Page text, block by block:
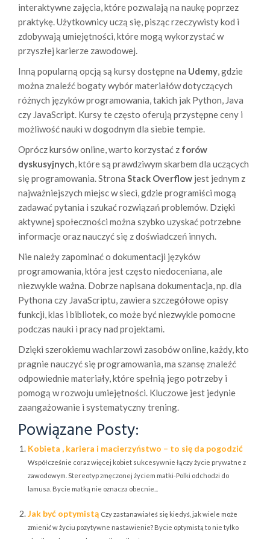
interaktywne zajęcia, które pozwalają na naukę poprzez
praktykę. Użytkownicy uczą się, pisząc rzeczywisty kod i
zdobywają umiejętności, które mogą wykorzystać w
przyszłej karierze zawodowej.
Inną popularną opcją są kursy dostępne na Udemy, gdzie
można znaleźć bogaty wybór materiałów dotyczących
różnych języków programowania, takich jak Python, Java
czy JavaScript. Kursy te często oferują przystępne ceny i
możliwość nauki w dogodnym dla siebie tempie.
Oprócz kursów online, warto korzystać z forów
dyskusyjnych, które są prawdziwym skarbem dla uczących
się programowania. Strona Stack Overflow jest jednym z
najważniejszych miejsc w sieci, gdzie programiści mogą
zadawać pytania i szukać rozwiązań problemów. Dzięki
aktywnej społeczności można szybko uzyskać potrzebne
informacje oraz nauczyć się z doświadczeń innych.
Nie należy zapominać o dokumentacji języków
programowania, która jest często niedoceniana, ale
niezwykle ważna. Dobrze napisana dokumentacja, np. dla
Pythona czy JavaScriptu, zawiera szczegółowe opisy
funkcji, klas i bibliotek, co może być niezwykle pomocne
podczas nauki i pracy nad projektami.
Dzięki szerokiemu wachlarzowi zasobów online, każdy, kto
pragnie nauczyć się programowania, ma szansę znaleźć
odpowiednie materiały, które spełnią jego potrzeby i
pomogą w rozwoju umiejętności. Kluczowe jest jedynie
zaangażowanie i systematyczny trening.
Powiązane Posty:
Kobieta , kariera i macierzyństwo – to się da pogodzić
Współcześnie coraz więcej kobiet sukcesywnie łączy życie prywatne z
zawodowym. Stereotyp zmęczonej życiem matki-Polki odchodzi do
lamusa. Bycie matką nie oznacza obecnie...
Jak być optymistą Czy zastanawiałeś się kiedyś, jak wiele może
zmienić w życiu pozytywne nastawienie? Bycie optymistą to nie tylko